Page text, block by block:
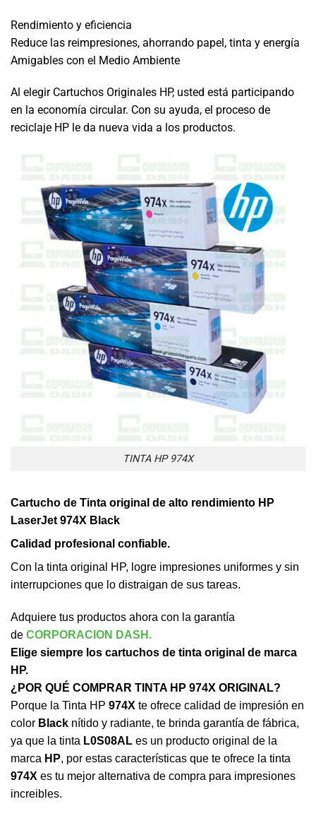
Rendimiento y eficiencia
Reduce las reimpresiones, ahorrando papel, tinta y energía
Amigables con el Medio Ambiente
Al elegir Cartuchos Originales HP, usted está participando
en la economía circular. Con su ayuda, el proceso de
reciclaje HP le da nueva vida a los productos.
TINTA HP 974X
Cartucho de Tinta original de alto rendimiento HP
LaserJet 974X Black
Calidad profesional confiable.
Con la tinta original HP, logre impresiones uniformes y sin
interrupciones que lo distraigan de sus tareas.
Adquiere tus productos ahora con la garantía
de CORPORACION DASH.
Elige siempre los cartuchos de tinta original de marca
HP.
¿POR QUÉ COMPRAR TINTA HP 974X ORIGINAL?
Porque la Tinta HP 974X te ofrece calidad de impresión en
color Black nítido y radiante, te brinda garantía de fábrica,
ya que la tinta L0S08AL es un producto original de la
marca HP, por estas características que te ofrece la tinta
974X es tu mejor alternativa de compra para impresiones
increibles.